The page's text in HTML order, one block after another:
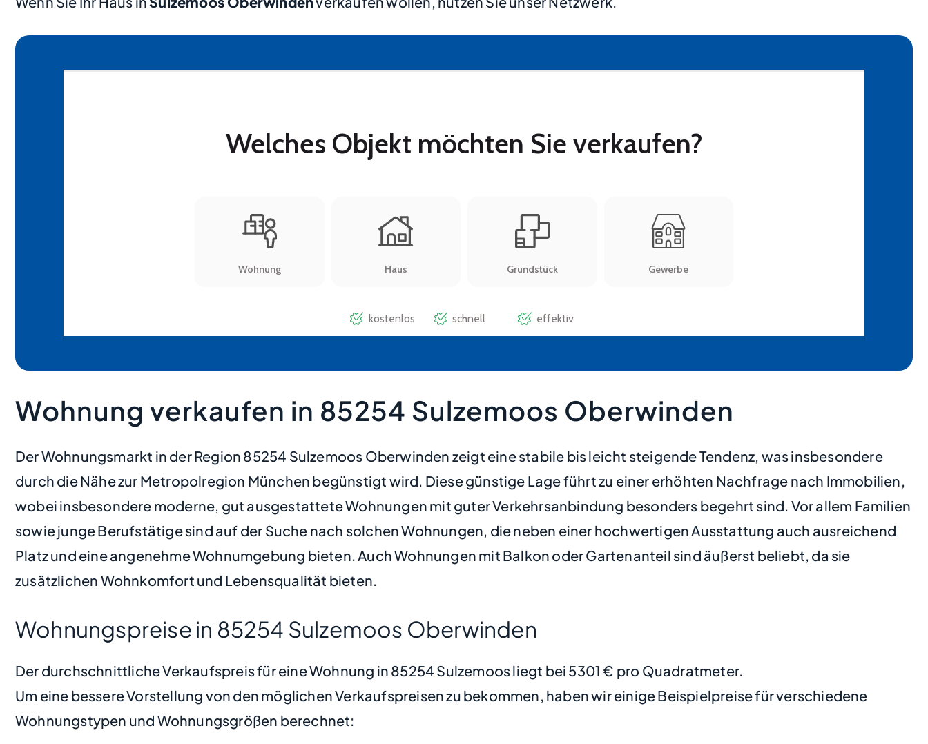
Wohnung verkaufen in 85254 Sulzemoos Oberwinden
Der Wohnungsmarkt in der Region 85254 Sulzemoos Oberwinden zeigt eine stabile bis leicht steigende Tendenz, was insbesondere
durch die Nähe zur Metropolregion München begünstigt wird. Diese günstige Lage führt zu einer erhöhten Nachfrage nach Immobilien,
wobei insbesondere moderne, gut ausgestattete Wohnungen mit guter Verkehrsanbindung besonders begehrt sind. Vor allem Familien
sowie junge Berufstätige sind auf der Suche nach solchen Wohnungen, die neben einer hochwertigen Ausstattung auch ausreichend
Platz und eine angenehme Wohnumgebung bieten. Auch Wohnungen mit Balkon oder Gartenanteil sind äußerst beliebt, da sie
zusätzlichen Wohnkomfort und Lebensqualität bieten.
Wohnungspreise in 85254 Sulzemoos Oberwinden
Der durchschnittliche Verkaufspreis für eine Wohnung in 85254 Sulzemoos liegt bei 5301 € pro Quadratmeter.
Um eine bessere Vorstellung von den möglichen Verkaufspreisen zu bekommen, haben wir einige Beispielpreise für verschiedene
Wohnungstypen und Wohnungsgrößen berechnet: